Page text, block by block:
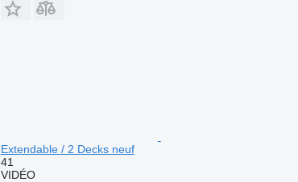
Extendable / 2 Decks neuf
41
VIDÉO